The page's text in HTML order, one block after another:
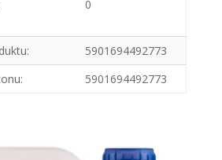
0
5901694492773
5901694492773